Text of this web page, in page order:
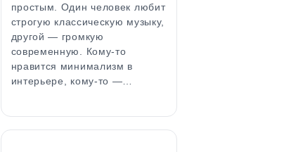
простым. Один человек любит
строгую классическую музыку,
другой — громкую
современную. Кому-то
нравится минимализм в
интерьере, кому-то —…